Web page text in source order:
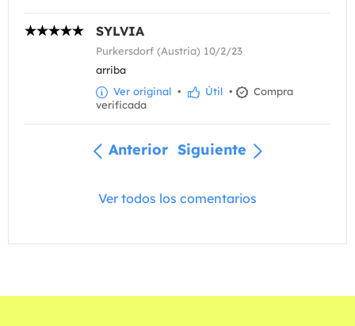
SYLVIA
Purkersdorf (Austria) 10/2/23
arriba
Ver original • Útil •
Compra
verificada
Anterior Siguiente
Ver todos los comentarios